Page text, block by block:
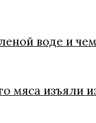
воде и
мяса изъяли